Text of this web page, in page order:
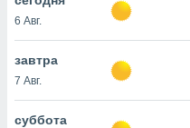
действия
на веб-
6 Авг.
завтра
7 Авг.
суббота